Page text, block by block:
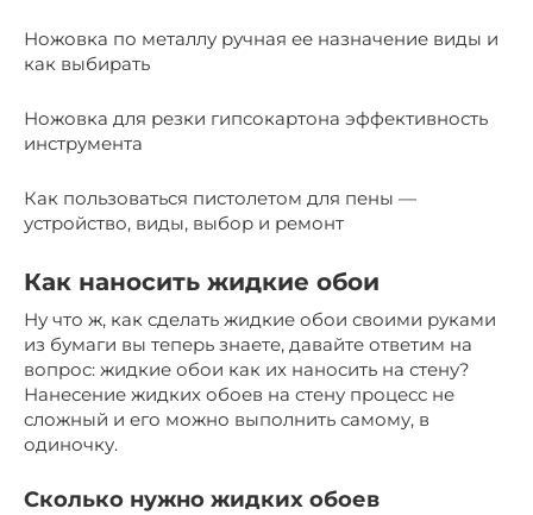
Ножовка по металлу ручная ее назначение виды и
как выбирать
Ножовка для резки гипсокартона эффективность
инструмента
Как пользоваться пистолетом для пены —
устройство, виды, выбор и ремонт
Как наносить жидкие обои
Ну что ж, как сделать жидкие обои своими руками
из бумаги вы теперь знаете, давайте ответим на
вопрос: жидкие обои как их наносить на стену?
Нанесение жидких обоев на стену процесс не
сложный и его можно выполнить самому, в
одиночку.
Сколько нужно жидких обоев